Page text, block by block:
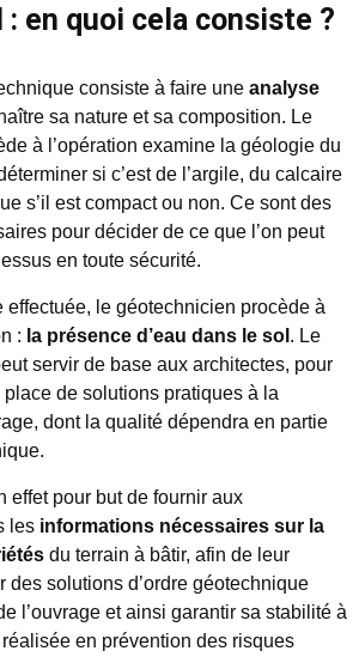
: en quoi cela consiste ?
consiste à faire une analyse
sa nature et sa composition. Le
à l’opération examine la géologie du
si c’est de l’argile, du calcaire
s’il est compact ou non. Ce sont des
pour décider de ce que l’on peut
en toute sécurité.
effectuée, le géotechnicien procède à
: la présence d’eau dans le sol . Le
servir de base aux architectes, pour
de solutions pratiques à la
dont la qualité dépendra en partie
effet pour but de fournir aux
les informations nécessaires sur la
du terrain à bâtir, afin de leur
des solutions d’ordre géotechnique
l’ouvrage et ainsi garantir sa stabilité à
en prévention des risques